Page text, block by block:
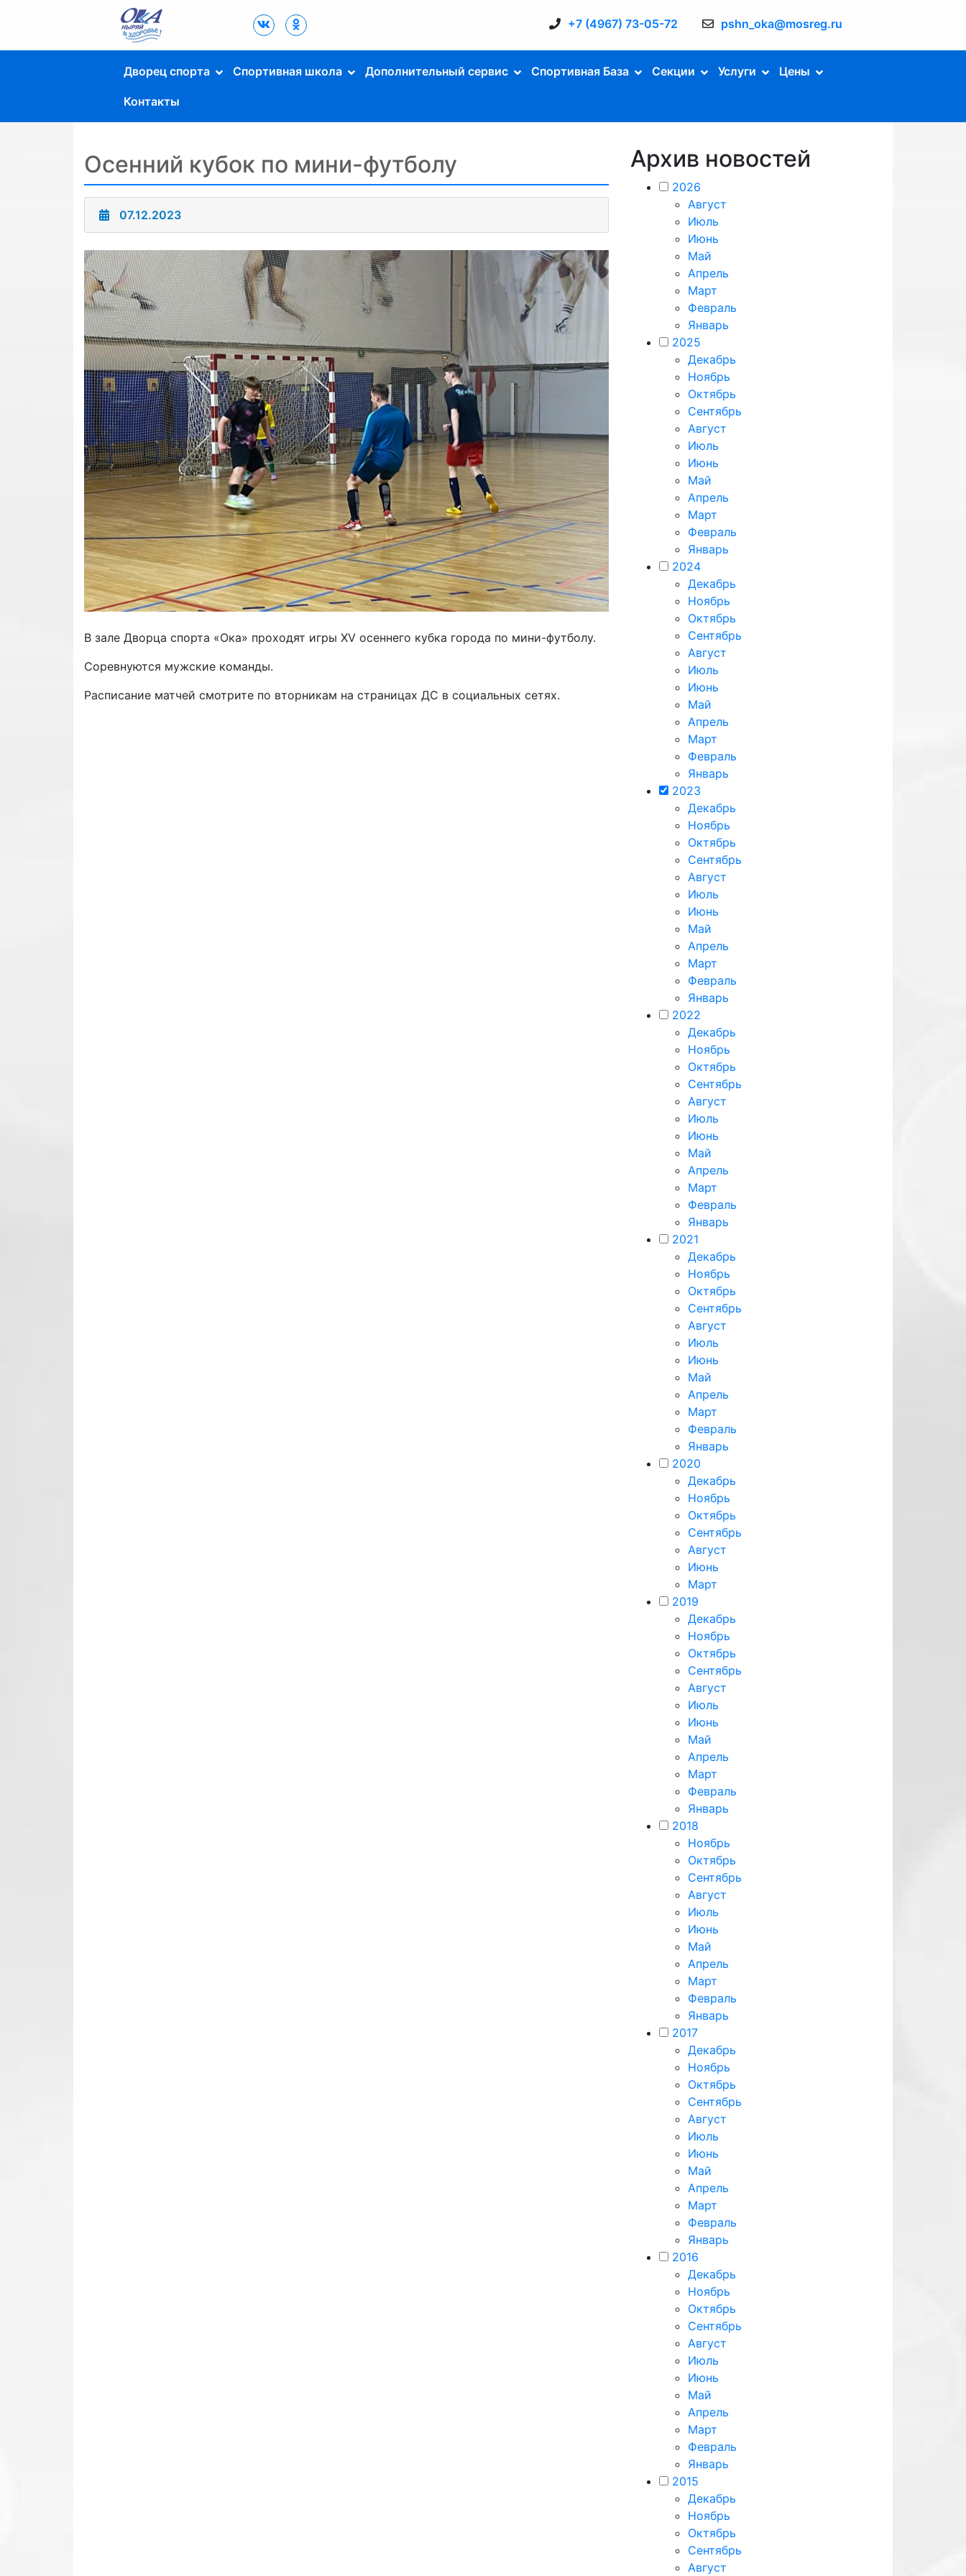
Дворец Спорта
"Ока" г. Пущино
+7 (4967) 73-05-72 pshn_oka@mosreg.ru
Дворец спорта Спортивная школа Дополнительный сервис Спортивная База Секции Услуги Цены
Контакты
Осенний кубок по мини-футболу
07.12.2023
В зале Дворца спорта «Ока» проходят игры XV осеннего кубка города по мини-футболу.
Соревнуются мужские команды.
Расписание матчей смотрите по вторникам на страницах ДС в социальных сетях.
Архив новостей
2026
Август
Июль
Июнь
Май
Апрель
Март
Февраль
Январь
2025
Декабрь
Ноябрь
Октябрь
Сентябрь
Август
Июль
Июнь
Май
Апрель
Март
Февраль
Январь
2024
Декабрь
Ноябрь
Октябрь
Сентябрь
Август
Июль
Июнь
Май
Апрель
Март
Февраль
Январь
2023
Декабрь
Ноябрь
Октябрь
Сентябрь
Август
Июль
Июнь
Май
Апрель
Март
Февраль
Январь
2022
Декабрь
Ноябрь
Октябрь
Сентябрь
Август
Июль
Июнь
Май
Апрель
Март
Февраль
Январь
2021
Декабрь
Ноябрь
Октябрь
Сентябрь
Август
Июль
Июнь
Май
Апрель
Март
Февраль
Январь
2020
Декабрь
Ноябрь
Октябрь
Сентябрь
Август
Июнь
Март
2019
Декабрь
Ноябрь
Октябрь
Сентябрь
Август
Июль
Июнь
Май
Апрель
Март
Февраль
Январь
2018
Ноябрь
Октябрь
Сентябрь
Август
Июль
Июнь
Май
Апрель
Март
Февраль
Январь
2017
Декабрь
Ноябрь
Октябрь
Сентябрь
Август
Июль
Июнь
Май
Апрель
Март
Февраль
Январь
2016
Декабрь
Ноябрь
Октябрь
Сентябрь
Август
Июль
Июнь
Май
Апрель
Март
Февраль
Январь
2015
Декабрь
Ноябрь
Октябрь
Сентябрь
Август